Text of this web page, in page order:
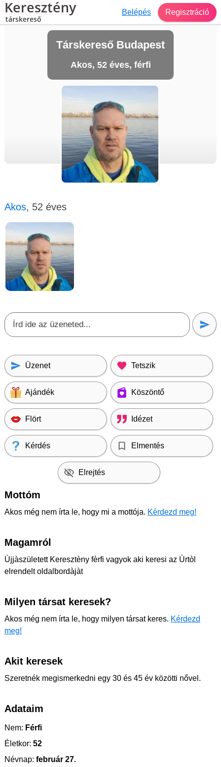
Keresztény
társkereső
Belépés Regisztráció
Társkereső Budapest
Akos, 52 éves, férfi
Akos, 52 éves
Üzenet Tetszik
Ajándék Köszöntő
Flört Idézet
Kérdés Elmentés
Elrejtés
Mottóm
Akos még nem írta le, hogy mi a mottója. Kérdezd meg!
Magamról
Ùjjàszületett Keresztèny fèrfi vagyok aki keresi az Ùrtòl
elrendelt oldalbordàjàt
Milyen társat keresek?
Akos még nem írta le, hogy milyen társat keres. Kérdezd
meg!
Akit keresek
Szeretnék megismerkedni egy 30 és 45 év közötti nővel.
Adataim
Nem: Férfi
Életkor: 52
Névnap: február 27.